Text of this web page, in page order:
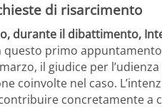
di risarcimento
durante il dibattimento,
questo primo
il giudice per
coinvolte nel caso.
concretamente a